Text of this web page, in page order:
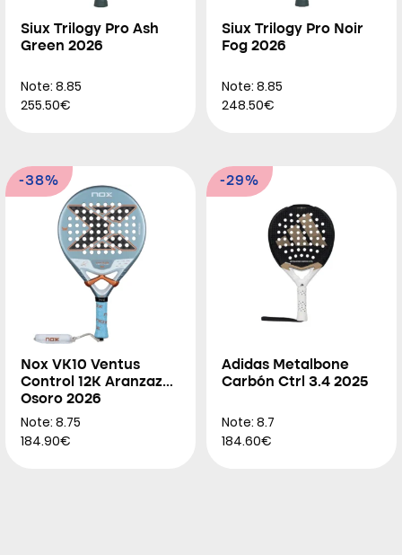
Siux Trilogy Pro Ash
Green 2026
Note: 8.85
255.50€
Siux Trilogy Pro Noir
Fog 2026
Note: 8.85
248.50€
-38%
Nox VK10 Ventus
Control 12K Aranzazu
Osoro 2026
Note: 8.75
184.90€
-29%
Adidas Metalbone
Carbón Ctrl 3.4 2025
Note: 8.7
184.60€